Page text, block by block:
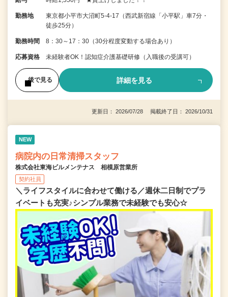
勤務地
東京都小平市大沼町5-4-17（西武新宿線「小平駅」車7分・
徒歩25分）
勤務時間 8：30～17：30（30分程度変動する場合あり）
応募資格 未経験者OK！認知症介護基礎研修（入職後の受講可）
後で見る 詳細を見る
更新日： 2026/07/28 掲載終了日： 2026/10/31
NEW
病院内の日常清掃スタッフ
株式会社東海ビルメンテナス 相模原営業所
契約社員
＼ライフスタイルに合わせて働ける／週休二日制でプラ
イベートも充実♪シンプル業務で未経験でも安心☆